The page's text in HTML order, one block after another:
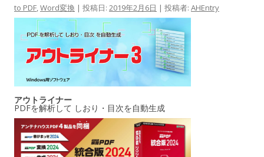
to PDF,Word変換 | 投稿日: 2019年2月6日 | 投稿者: AHEntry
アウトライナー
PDFを解析して しおり・目次を自動生成